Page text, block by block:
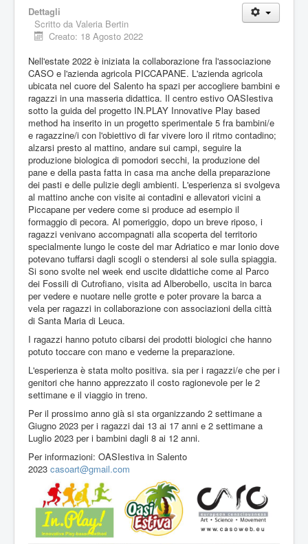
Dettagli
Scritto da Valeria Bertin
Creato: 18 Agosto 2022
Nell'estate 2022 è iniziata la collaborazione fra l'associazione
CASO e l'azienda agricola PICCAPANE. L'azienda agricola
ubicata nel cuore del Salento ha spazi per accogliere bambini e
ragazzi in una masseria didattica. Il centro estivo OASIestiva
sotto la guida del progetto IN.PLAY Innovative Play based
method ha inserito in un progetto sperimentale 5 fra bambini/e
e ragazzine/i con l'obiettivo di far vivere loro il ritmo contadino;
alzarsi presto al mattino, andare sui campi, seguire la
produzione biologica di pomodori secchi, la produzione del
pane e della pasta fatta in casa ma anche della preparazione
dei pasti e delle pulizie degli ambienti. L'esperienza si svolgeva
al mattino anche con visite ai contadini e allevatori vicini a
Piccapane per vedere come si produce ad esempio il
formaggio di pecora. Al pomeriggio, dopo un breve riposo, i
ragazzi venivano accompagnati alla scoperta del territorio
specialmente lungo le coste del mar Adriatico e mar Ionio dove
potevano tuffarsi dagli scogli o stendersi al sole sulla spiaggia.
Si sono svolte nel week end uscite didattiche come al Parco
dei Fossili di Cutrofiano, visita ad Alberobello, uscita in barca
per vedere e nuotare nelle grotte e poter provare la barca a
vela per ragazzi in collaborazione con associazioni della città
di Santa Maria di Leuca.
I ragazzi hanno potuto cibarsi dei prodotti biologici che hanno
potuto toccare con mano e vederne la preparazione.
L'esperienza è stata molto positiva. sia per i ragazzi/e che per i
genitori che hanno apprezzato il costo ragionevole per le 2
settimane e il viaggio in treno.
Per il prossimo anno già si sta organizzando 2 settimane a
Giugno 2023 per i ragazzi dai 13 ai 17 anni e 2 settimane a
Luglio 2023 per i bambini dagli 8 ai 12 anni.
Per informazioni: OASIestiva in Salento
2023 casoart@gmail.com